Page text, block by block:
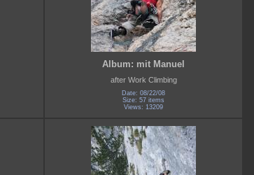
Album: mit Manuel
after Work Climbing
Date: 08/22/08
Size: 57 items
Views: 13209